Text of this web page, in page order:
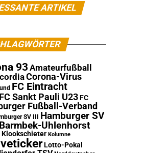
ARTIKEL
93Amateurfußball
Corona-Virus
FC Eintracht
FC Sankt Pauli U23FC
Fußball-Verband
SV III
Hamburger SV
Uhlenhorst
Klookschieter Kolumne
Lotto-Pokal